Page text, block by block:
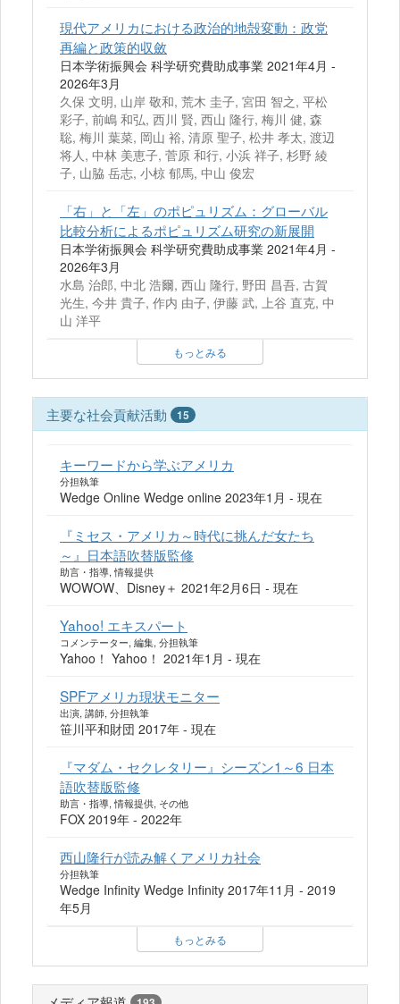
現代アメリカにおける政治的地殻変動：政党
再編と政策的収斂
日本学術振興会 科学研究費助成事業 2021年4月 -
2026年3月
久保 文明, 山岸 敬和, 荒木 圭子, 宮田 智之, 平松
彩子, 前嶋 和弘, 西川 賢, 西山 隆行, 梅川 健, 森
聡, 梅川 葉菜, 岡山 裕, 清原 聖子, 松井 孝太, 渡辺
将人, 中林 美恵子, 菅原 和行, 小浜 祥子, 杉野 綾
子, 山脇 岳志, 小椋 郁馬, 中山 俊宏
「右」と「左」のポピュリズム：グローバル
比較分析によるポピュリズム研究の新展開
日本学術振興会 科学研究費助成事業 2021年4月 -
2026年3月
水島 治郎, 中北 浩爾, 西山 隆行, 野田 昌吾, 古賀
光生, 今井 貴子, 作内 由子, 伊藤 武, 上谷 直克, 中
山 洋平
もっとみる
主要な社会貢献活動 15
キーワードから学ぶアメリカ
分担執筆
Wedge Online Wedge online 2023年1月 - 現在
『ミセス・アメリカ～時代に挑んだ女たち
～』日本語吹替版監修
助言・指導, 情報提供
WOWOW、Disney＋ 2021年2月6日 - 現在
Yahoo! エキスパート
コメンテーター, 編集, 分担執筆
Yahoo！ Yahoo！ 2021年1月 - 現在
SPFアメリカ現状モニター
出演, 講師, 分担執筆
笹川平和財団 2017年 - 現在
『マダム・セクレタリー』シーズン1～6 日本
語吹替版監修
助言・指導, 情報提供, その他
FOX 2019年 - 2022年
西山隆行が読み解くアメリカ社会
分担執筆
Wedge Infinity Wedge Infinity 2017年11月 - 2019
年5月
もっとみる